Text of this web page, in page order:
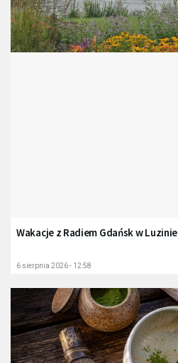
Wakacje z Radiem Gdańsk w Luzinie
6 sierpnia 2026 - 12:58